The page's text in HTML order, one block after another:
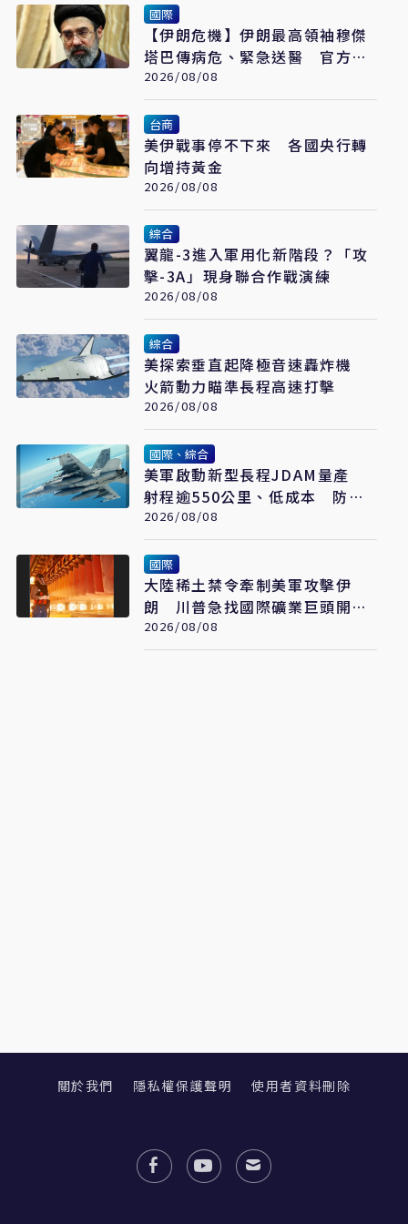
國際
【伊朗危機】伊朗最高領袖穆傑
塔巴傳病危、緊急送醫 官方未
證實
2026/08/08
台商
美伊戰事停不下來 各國央行轉
向增持黃金
2026/08/08
綜合
翼龍-3進入軍用化新階段？「攻
擊-3A」現身聯合作戰演練
2026/08/08
綜合
美探索垂直起降極音速轟炸機
火箭動力瞄準長程高速打擊
2026/08/08
國際、綜合
美軍啟動新型長程JDAM量產
射程逾550公里、低成本 防區
外打擊新利器
2026/08/08
國際
大陸稀土禁令牽制美軍攻擊伊
朗 川普急找國際礦業巨頭開會
反制
2026/08/08
關於我們 隱私權保護聲明 使用者資料刪除